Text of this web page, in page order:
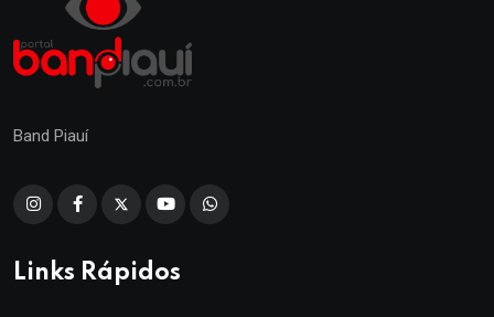
Band Piauí
Links Rápidos